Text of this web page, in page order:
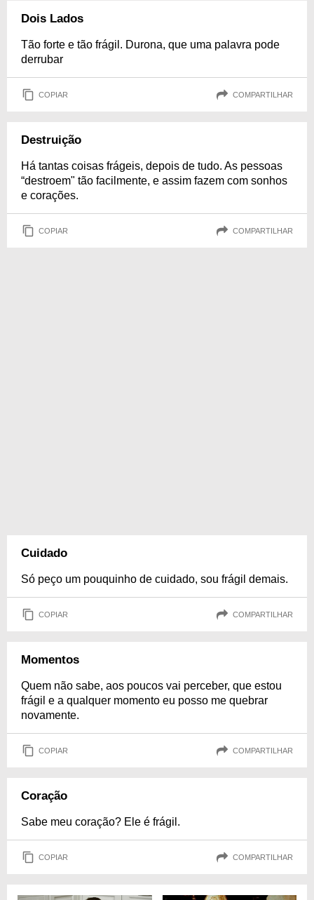
Dois Lados
Tão forte e tão frágil. Durona, que uma palavra pode
derrubar
COPIAR COMPARTILHAR
Destruição
Há tantas coisas frágeis, depois de tudo. As pessoas
“destroem" tão facilmente, e assim fazem com sonhos
e corações.
COPIAR COMPARTILHAR
Cuidado
Só peço um pouquinho de cuidado, sou frágil demais.
COPIAR COMPARTILHAR
Momentos
Quem não sabe, aos poucos vai perceber, que estou
frágil e a qualquer momento eu posso me quebrar
novamente.
COPIAR COMPARTILHAR
Coração
Sabe meu coração? Ele é frágil.
COPIAR COMPARTILHAR